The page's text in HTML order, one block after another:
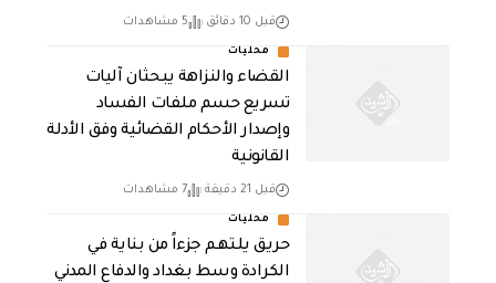
قبل 10 دقائق 5 مشاهدات
محليات
القضاء والنزاهة يبحثان آليات
تسريع حسم ملفات الفساد
وإصدار الأحكام القضائية وفق الأدلة
القانونية
قبل 21 دقيقة 7 مشاهدات
محليات
حريق يلتهم جزءاً من بناية في
الكرادة وسط بغداد والدفاع المدني